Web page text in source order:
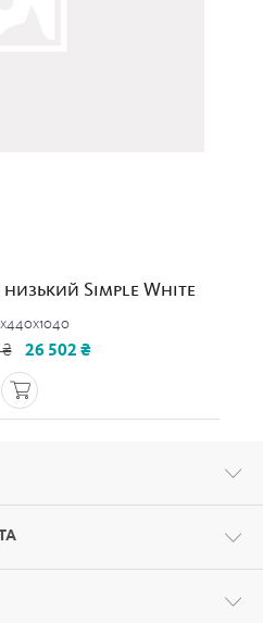
низький Simple White
26 502 ₴